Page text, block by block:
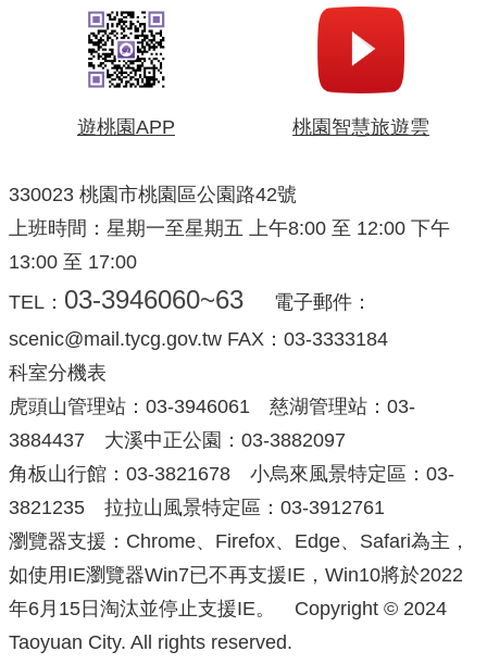
遊桃園APP 桃園智慧旅遊雲
330023 桃園市桃園區公園路42號
上班時間：星期一至星期五 上午8:00 至 12:00 下午
13:00 至 17:00
TEL： 03-3946060~63
電子郵件：
scenic@mail.tycg.gov.tw FAX：03-3333184
科室分機表
虎頭山管理站：03-3946061 慈湖管理站：03-
3884437 大溪中正公園：03-3882097
角板山行館：03-3821678 小烏來風景特定區：03-
3821235 拉拉山風景特定區：03-3912761
瀏覽器支援：Chrome、Firefox、Edge、Safari為主，
如使用IE瀏覽器Win7已不再支援IE，Win10將於2022
年6月15日淘汰並停止支援IE。 Copyright © 2024
Taoyuan City. All rights reserved.